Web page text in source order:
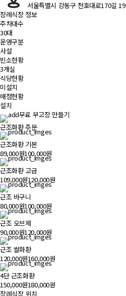
서울특별시 강동구 천호대로170길 19
장례식장 정보
주차대수
30대
운영구분
사설
빈소현황
3개실
식당현황
미설치
매점현황
설치
무료 부고장 만들기
근조화환 주문
근조화환 기본
89,000원100,000원
근조화환 고급
109,000원120,000원
근조 바구니
80,000원100,000원
근조 오브제
90,000원120,000원
근조 쌀화환
120,000원160,000원
4단 근조화환
150,000원180,000원
장례식장 위치500m